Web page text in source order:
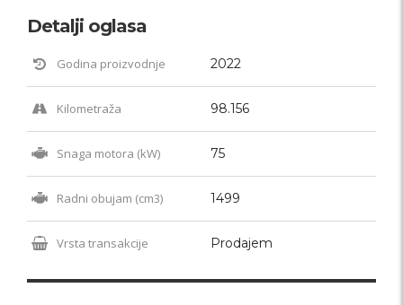
Detalji oglasa
Godina proizvodnje 2022
Kilometraža 98.156
Snaga motora (kW) 75
Radni obujam (cm3) 1499
Vrsta transakcije Prodajem